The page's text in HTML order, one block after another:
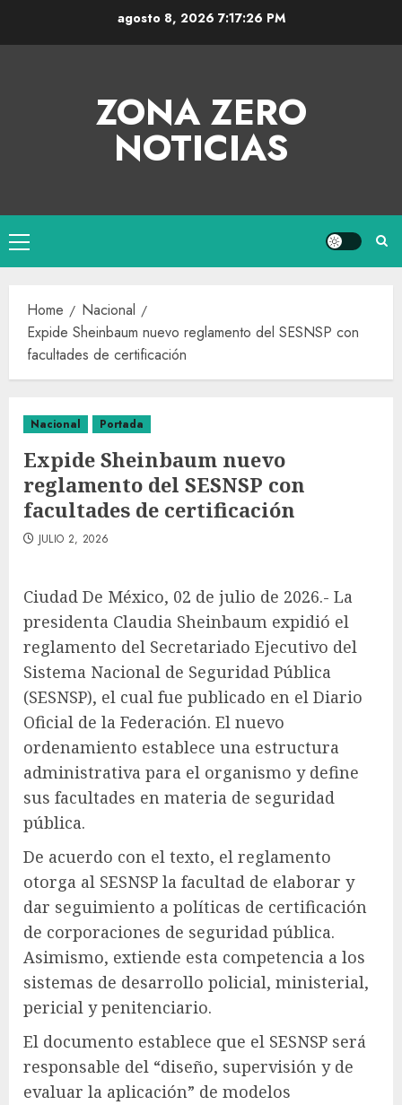
agosto 8, 2026 7:17:26 PM
ZONA ZERO
NOTICIAS
Home
Nacional
Expide Sheinbaum nuevo reglamento del SESNSP con
facultades de certificación
Nacional Portada
Expide Sheinbaum nuevo
reglamento del SESNSP con
facultades de certificación
JULIO 2, 2026
Ciudad De México, 02 de julio de 2026.- La
presidenta Claudia Sheinbaum expidió el
reglamento del Secretariado Ejecutivo del
Sistema Nacional de Seguridad Pública
(SESNSP), el cual fue publicado en el Diario
Oficial de la Federación. El nuevo
ordenamiento establece una estructura
administrativa para el organismo y define
sus facultades en materia de seguridad
pública.
De acuerdo con el texto, el reglamento
otorga al SESNSP la facultad de elaborar y
dar seguimiento a políticas de certificación
de corporaciones de seguridad pública.
Asimismo, extiende esta competencia a los
sistemas de desarrollo policial, ministerial,
pericial y penitenciario.
El documento establece que el SESNSP será
responsable del “diseño, supervisión y de
evaluar la aplicación” de modelos